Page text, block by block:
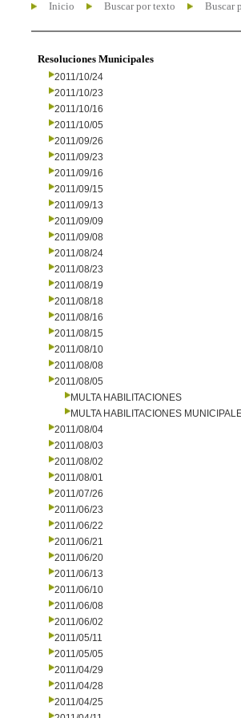
Inicio Buscar por texto Buscar
Resoluciones Municipales
2011/10/24
2011/10/23
2011/10/16
2011/10/05
2011/09/26
2011/09/23
2011/09/16
2011/09/15
2011/09/13
2011/09/09
2011/09/08
2011/08/24
2011/08/23
2011/08/19
2011/08/18
2011/08/16
2011/08/15
2011/08/10
2011/08/08
2011/08/05
MULTA HABILITACIONES
MULTA HABILITACIONES
2011/08/04
2011/08/03
2011/08/02
2011/08/01
2011/07/26
2011/06/23
2011/06/22
2011/06/21
2011/06/20
2011/06/13
2011/06/10
2011/06/08
2011/06/02
2011/05/11
2011/05/05
2011/04/29
2011/04/28
2011/04/25